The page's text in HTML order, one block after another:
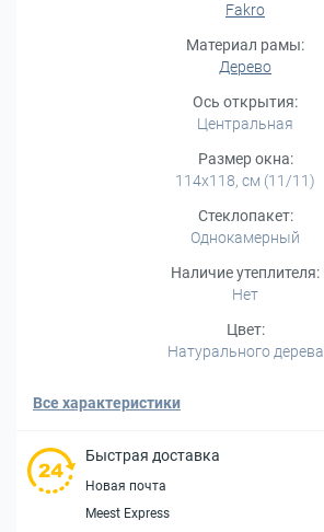
Fakro
Материал рамы:
Дерево
Ось открытия:
Центральная
Размер окна:
114x118, см (11/11)
Стеклопакет:
Однокамерный
Наличие утеплителя:
Нет
Цвет:
Натурального дерева
Все характеристики
Быстрая доставка
Новая почта
Meest Express